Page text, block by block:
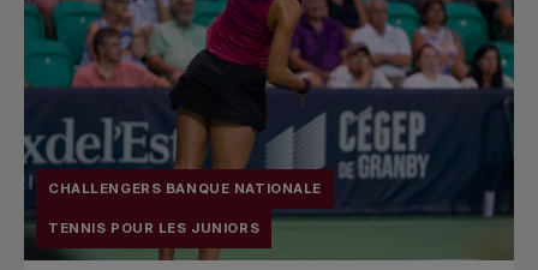
CHALLENGERS BANQUE NATIONALE
TENNIS POUR LES JUNIORS